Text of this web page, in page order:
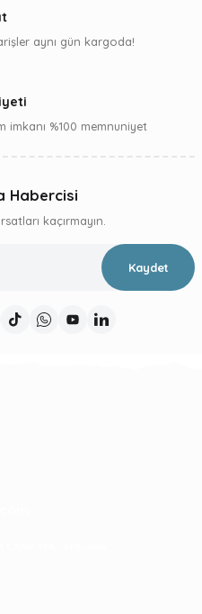
aynı gün kargoda!
imkanı %100 memnuniyet
Habercisi
kaçırmayın.
Kaydet